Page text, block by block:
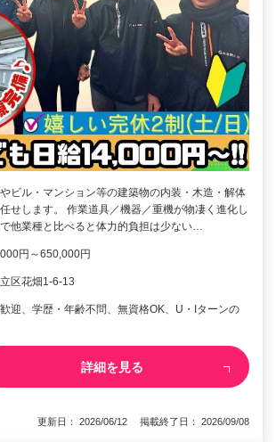
ビル・マンション等の建築物の内装・木造・解体
せします。 作業道具／機器／重機が物凄く進化し
他業種と比べると体力的負担は少ない…
円～650,000円
区花畑1-6-13
迎、学歴・年齢不問、無資格OK、U・Iターンの
詳細を見る
更新日： 2026/06/12 掲載終了日： 2026/09/08